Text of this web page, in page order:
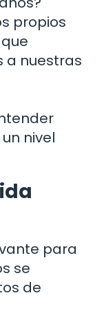
propios
a nuestras
nivel
para
se
de